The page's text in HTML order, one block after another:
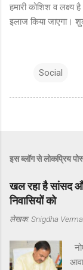
हमारी कोशिश व
इलाज किया जाएगा।
Social
इस ब्लॉग से लोकप्रिय
खल रहा है सांसद
निवासियों को
लेखक: Snigdha Verma